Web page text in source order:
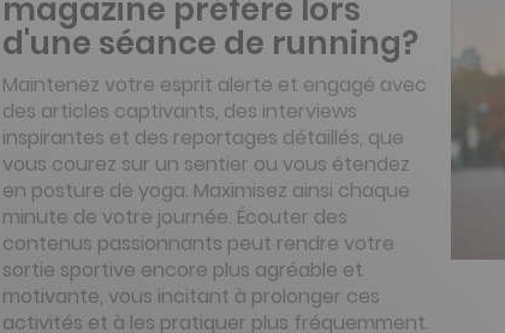
magazine préféré lors
d'une séance de running?
Maintenez votre esprit alerte et engagé avec
des articles captivants, des interviews
inspirantes et des reportages détaillés, que
vous courez sur un sentier ou vous étendez
en posture de yoga. Maximisez ainsi chaque
minute de votre journée. Écouter des
contenus passionnants peut rendre votre
sortie sportive encore plus agréable et
motivante, vous incitant à prolonger ces
activités et à les pratiquer plus fréquemment.